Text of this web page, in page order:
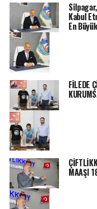
Kabul
En
FİLEDE
MAAŞI